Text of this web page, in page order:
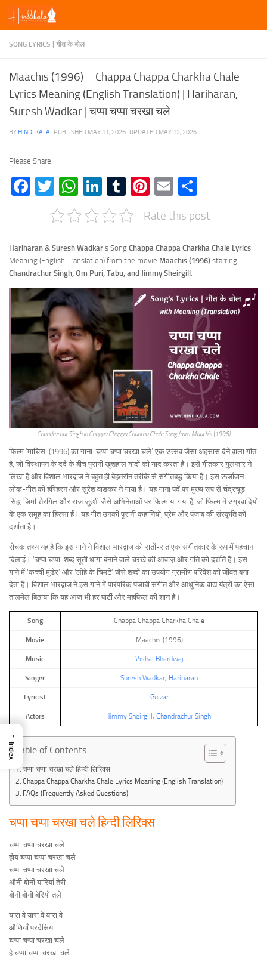
Skip to content
SONG LYRICS | गीत के बोल
Maachis (1996) – Chappa Chappa Charkha Chale
Lyrics Meaning (English Translation) | Hariharan,
Suresh Wadkar | चप्पा चप्पा चरखा चले
BY HINDI KALA · PUBLISHED MAY 11, 2026 · UPDATED MAY 12, 2026
Please Share:
Facebook
TwitterWhatsApp
LinkedIn
TumblrPinterest
Email
Rate this post
Hariharan & Suresh Wadkar‘s Song Chappa Chappa Charkha Chale Lyrics
Meaning (English Translation) from the movie Maachis (1996) starring
Chandrachur Singh, Om Puri, Tabu, and Jimmy Sheirgill.
Chandrachur Singh in Chappa Chappa Charkha Chale Song from Maachis (1996)
फिल्म ‘माचिस’ (1996) का गाना ‘चप्पा चप्पा चरखा चले’ एक उत्सव जैसा अहसास देने वाला गीत
है, जो विस्थापन के दर्द के बीच पुरानी खुशहाल यादों को याद करता है। इसे गीतकार गुलज़ार ने
लिखा है और विशाल भारद्वाज ने बहुत ही बेहतरीन तरीके से संगीतबद्ध किया है। इस ऊर्जावान
लोक-गीत को हरिहरन और सुरेश वाडकर ने गाया है। यह गाना पर्दे पर मुख्य रूप से चंद्रचूड़
सिंह, जिमी शेरगिल और राज जुत्शी जैसे अभिनेताओं पर फिल्माया गया है, जो फिल्म में उग्रवादियों
के एक समूह का हिस्सा हैं। यह गीत उनकी पुरानी कहानियों, प्रेम और पंजाब की संस्कृति को
दर्शाता है।
रोचक तथ्य यह है कि इस गाने ने विशाल भारद्वाज को रातों-रात एक संगीतकार के रूप में पहचान
दिलाई। ‘चप्पा चप्पा’ शब्द सूती धागा बनाने वाले चरखे की आवाज़ और गति को दर्शाते हैं। इस
गाने में ‘कच्ची मुंडेर’ और ‘लोहे के चिमटे’ जैसे शब्दों का उपयोग ग्रामीण परिवेश को जीवंत बना
देता है। विशाल भारद्वाज ने इस गाने में पारंपरिक पंजाबी संगीत और आधुनिक वाद्य यंत्रों का ऐसा
तालमेल बिठाया कि यह आज भी हर पार्टी और महफिल की शान है।
Song Chappa Chappa Charkha Chale
Movie Maachis (1996)
Music Vishal Bhardwaj
Singer Suresh Wadkar, Hariharan
Lyricist Gulzar
Actors Jimmy Sheirgill , Chandrachur Singh
Table of Contents
चप्पा चप्पा चरखा चले हिन्दी लिरिक्स
Chappa Chappa Charkha Chale Lyrics Meaning (English Translation)
FAQs (Frequently Asked Questions)
चप्पा चप्पा चरखा चले हिन्दी लिरिक्स
चप्पा चप्पा चरखा चले..
होय चप्पा चप्पा चरखा चले
चप्पा चप्पा चरखा चले
औनी बोनी यारियां तेरी
बोनी बोनी बेरियों तले
यारा वे यारा वे यारा वे
औणियाँ परदेसिया
चप्पा चप्पा चरखा चले
हे चप्पा चप्पा चरखा चले
→
Index